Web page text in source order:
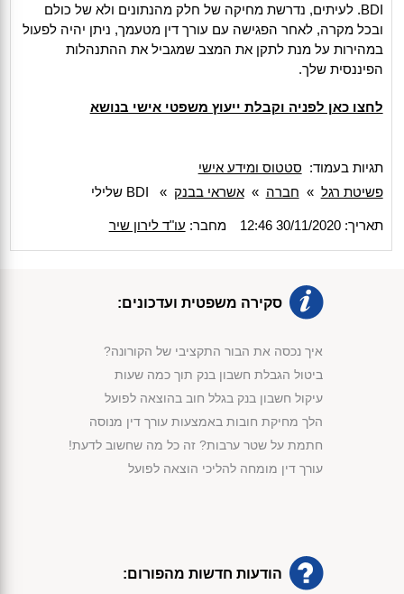
BDI. לעיתים, נדרשת מחיקה של חלק מהנתונים ולא של כולם
ובכל מקרה, לאחר הפגישה עם עורך דין מטעמך, ניתן יהיה לפעול
במהירות על מנת לתקן את המצב שמגביל את ההתנהלות
הפיננסית שלך.
לחצו כאן לפניה וקבלת ייעוץ משפטי אישי בנושא
תגיות בעמוד: סטטוס ומידע אישי
פשיטת רגל » חברה »אשראי בבנק » BDI שלילי
תאריך: 30/11/2020 12:46 מחבר: עו"ד לירון שיר
סקירה משפטית ועדכונים:
איך נכסה את הבור התקציבי של הקורונה?
ביטול הגבלת חשבון בנק תוך כמה שעות
עיקול חשבון בנק בגלל חוב בהוצאה לפועל
הלך מחיקת חובות באמצעות עורך דין מנוסה
חתמת על שטר ערבות? זה כל מה שחשוב לדעת!
עורך דין מומחה להליכי הוצאה לפועל
הודעות חדשות מהפורום: